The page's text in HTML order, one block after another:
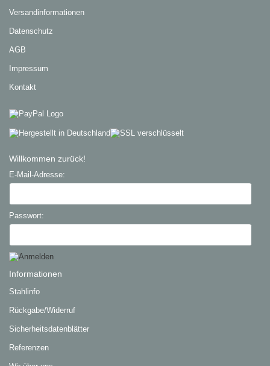
Versandinformationen
Datenschutz
AGB
Impressum
Kontakt
Willkommen zurück!
E-Mail-Adresse:
Passwort:
Informationen
Stahlinfo
Rückgabe/Widerruf
Sicherheitsdatenblätter
Referenzen